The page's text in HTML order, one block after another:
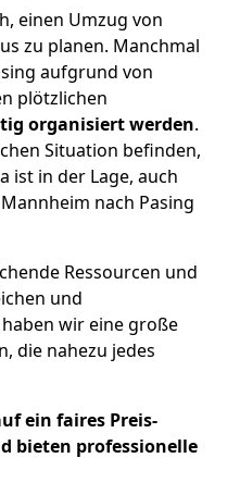
einen Umzug von
zu planen. Manchmal
aufgrund von
plötzlichen
organisiert werden.
Situation befinden,
ist in der Lage, auch
nach Pasing
Ressourcen und
und
haben wir eine große
die nahezu jedes
ein faires Preis-
bieten professionelle